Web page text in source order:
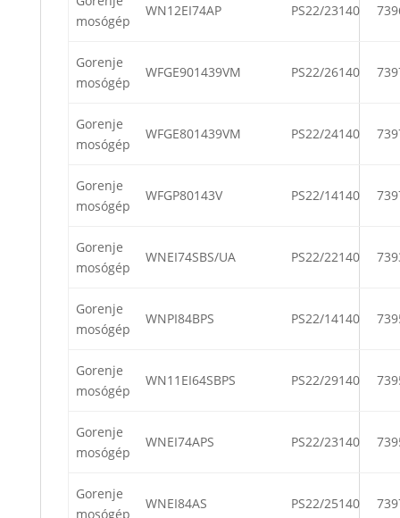
mosógép
WN12EI74AP PS22/23140
Gorenje
mosógép
WFGE901439VM PS22/26140
Gorenje
mosógép
WFGE801439VM PS22/24140
Gorenje
mosógép
WFGP80143V PS22/14140
Gorenje
mosógép
WNEI74SBS/UA PS22/22140
Gorenje
mosógép
WNPI84BPS PS22/14140
Gorenje
mosógép
WN11EI64SBPS PS22/29140
Gorenje
mosógép
WNEI74APS PS22/23140
Gorenje
mosógép
WNEI84AS PS22/25140